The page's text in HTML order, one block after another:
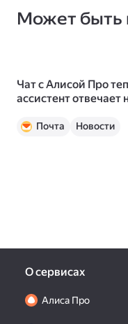
Может быть
Чат с Алисой Про
ассистент
Почта Новости
О сервисах
Алиса Про